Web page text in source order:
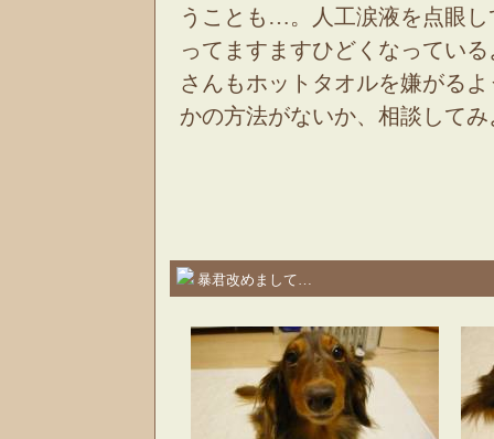
うことも…。人工涙液を点眼
ってますますひどくなってい
さんもホットタオルを嫌がる
かの方法がないか、相談して
暴君改めまして…